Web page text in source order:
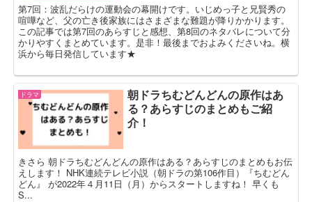
第7回：波乱だらけの運動会の幕開けです。いじめっ子と兄賢秀の
喧嘩など、父の亡き後家族にはさまざまな難題が降りかかります。
この記事では第7回のあらすじと感想、第8回のネタバレについて分
かりやすくまとめています。是非！最後までおよみくださいね。横
浜から毎日発信しています★
ドラマ
朝ドラちむどんどんの原作はあ
る？あらすじのまとめもご紹
介！
きさら 朝ドラちむどんどんの原作はある？あらすじのまとめもお伝
えします！ NHK連続テレビ小説（朝ドラの第106作目）『ちむどん
どん』 が2022年４月11日（月）からスタートしますね！ 早くも
S...